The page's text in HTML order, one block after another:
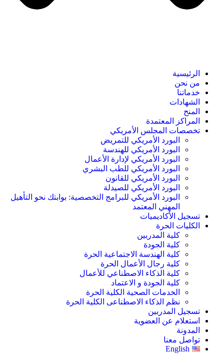
الرئيسية
من نحن
خدماتنا
الشهادات
المنح
المراكز المعتمدة
تخصصات المجلس الأمريكي
البورد الأمريكي للتمريض
البورد الأمريكي للهندسة
البورد الأمريكي لإدارة الأعمال
البورد الأمريكي للطب البشري
البورد الأمريكي للقانون
البورد الأمريكي للصيدلة
البورد الأمريكي للبرامج التخصصية: بوابتك نحو التأهيل
المهني المعتمد
تسجيل الأكاديميات
الكليات الحرة
كلية المدربين
كلية الجودة
كلية الهندسة الاجتماعية الحرة
كلية رجال الأعمال الحرة
كلية الذكاء الاصطناعي للأعمال
كلية الجودة و الاعتماد
الخدمات الصحية الكلية الحرة
نظم الذكاء الاصطناعى الكلية الحرة
تسجيل المدربين
استعلام عن العضوية
المدونة
تواصل معنا
English